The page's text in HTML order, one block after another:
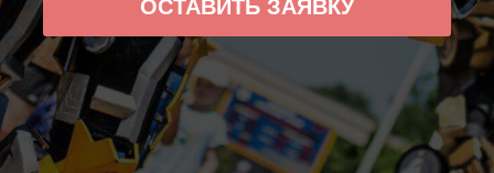
ОСТАВИТЬ ЗАЯВКУ